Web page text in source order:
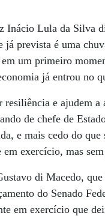
Inácio Lula da Silva
prevista é uma
um primeiro
já entrou no
e ajudem
de chefe de
e mais cedo do
exercício, mas
di Macedo,
do Senado
em exercício que